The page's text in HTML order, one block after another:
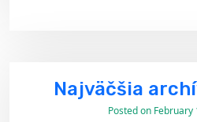
Najväčšia
Posted on February